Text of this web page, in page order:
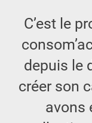
C’est le
depuis le
créer son
avons